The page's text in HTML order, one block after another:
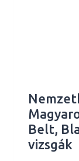
Belt,
vizsgák